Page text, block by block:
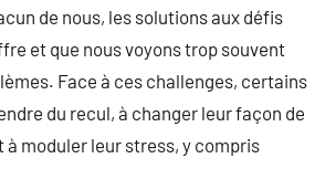
de nous, les solutions aux défis
et que nous voyons trop souvent
Face à ces challenges, certains
du recul, à changer leur façon de
à moduler leur stress, y compris